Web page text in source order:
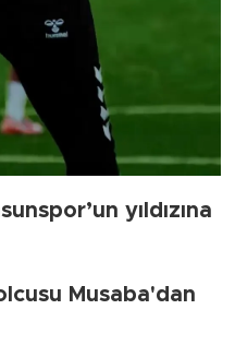
yıldızına
Musaba'dan